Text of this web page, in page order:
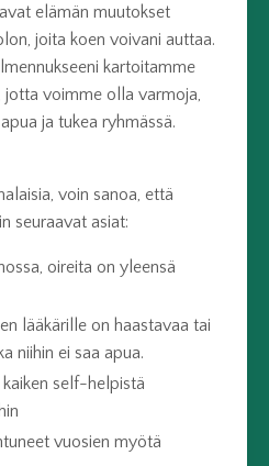
elämän muutokset
joita koen voivani auttaa.
kartoitamme
voimme olla varmoja,
ja tukea ryhmässä.
voin sanoa, että
seuraavat asiat:
oireita on yleensä
lääkärille on haastavaa tai
niihin ei saa apua.
self-helpistä
vuosien myötä